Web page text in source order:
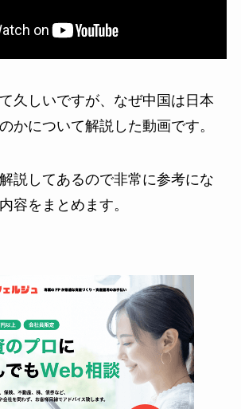
久しいですが、なぜ中国は日本
かについて解説した動画です。
説してあるので非常に参考にな
容をまとめます。